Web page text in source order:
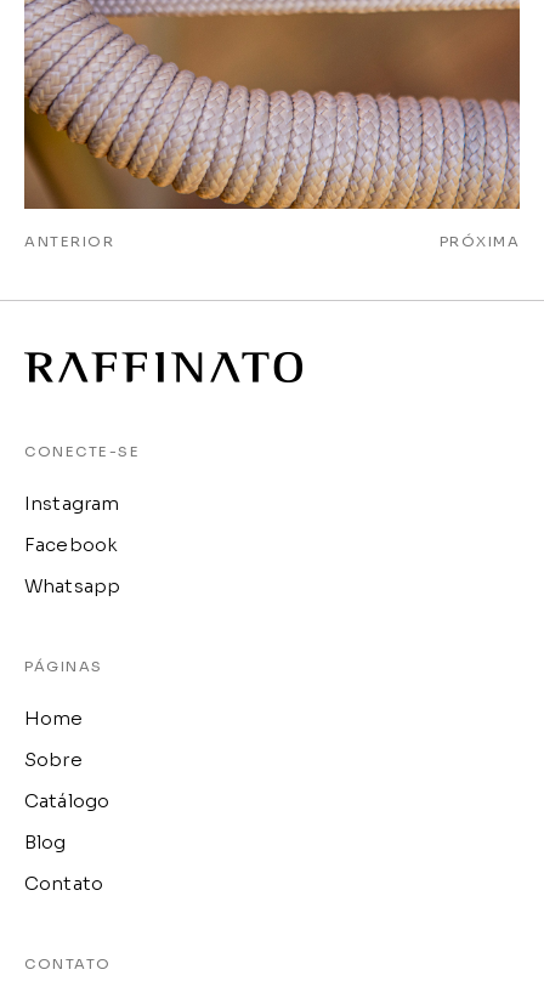
ANTERIOR PRÓXIMA
CONECTE-SE
Instagram
Facebook
Whatsapp
PÁGINAS
Home
Sobre
Catálogo
Blog
Contato
CONTATO